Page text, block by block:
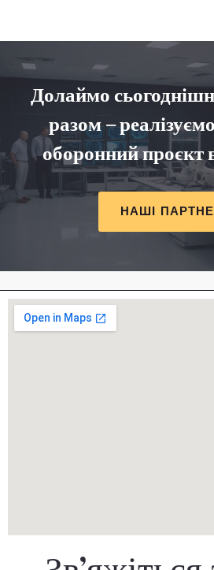
Долаймо
разом –
оборонний проєкт
НАШІ